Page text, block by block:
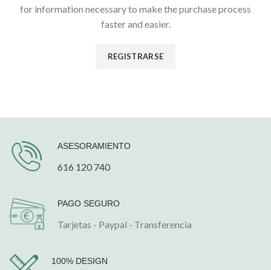
for information necessary to make the purchase process
faster and easier.
REGISTRARSE
ASESORAMIENTO
616 120 740
PAGO SEGURO
Tarjetas - Paypal - Transferencia
100% DESIGN